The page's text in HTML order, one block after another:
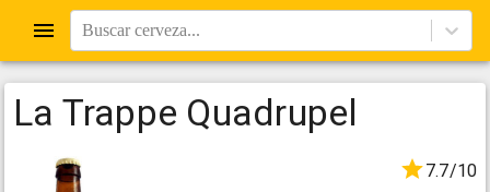
Buscar cerveza...
La Trappe Quadrupel
7.7/10